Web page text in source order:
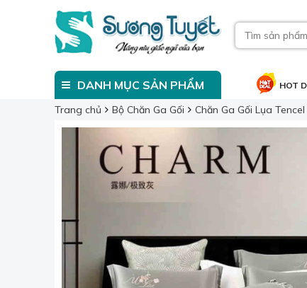
DANH MỤC SẢN PHẨM HOT
Trang chủ Bộ Chăn Ga Gối Chăn Ga Gối Lụa Tencel